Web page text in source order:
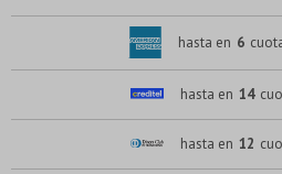
hasta en 6
hasta en 14
hasta en 12